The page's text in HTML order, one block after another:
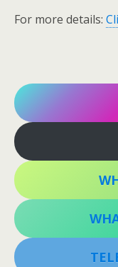
For more details: